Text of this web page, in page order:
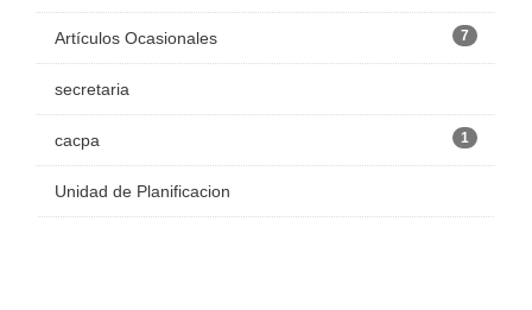
Artículos Ocasionales 7
secretaria
cacpa 1
Unidad de Planificacion